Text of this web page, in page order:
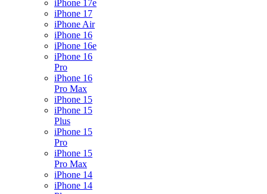
iPhone 17e
iPhone 17
iPhone Air
iPhone 16
iPhone 16e
iPhone 16
Pro
iPhone 16
Pro Max
iPhone 15
iPhone 15
Plus
iPhone 15
Pro
iPhone 15
Pro Max
iPhone 14
iPhone 14